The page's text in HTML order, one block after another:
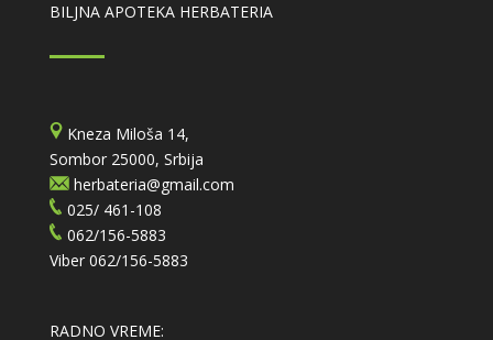
BILJNA APOTEKA HERBATERIA
Kneza Miloša 14,
Sombor 25000, Srbija
herbateria@gmail.com
025/ 461-108
062/156-5883
Viber 062/156-5883
RADNO VREME: